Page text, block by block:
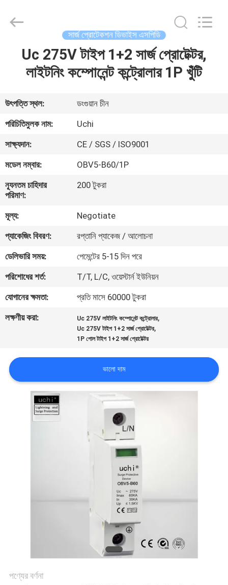
ভিআর
শো
আমাদের
সম্পর্কে
কারখানা
ভ্রমণ
মান
নিয়ন্ত্রণ
যোগাযোগ
খবর
উদ্ধৃতির
Electronics
Co.,Ltd.
সার্জ প্রোটেকশন ডিভাইস এসপিডি
Uc 275V টাইপ 1+2 সার্জ প্রোটেক্টর,
লাইটনিং কম্পোনেন্ট কন্ট্রোলার 1P খুঁটি
উৎপত্তি স্থল:
ডংগুয়ান চীন
পরিচিতিমুলক নাম:
Uchi
সাক্ষ্যদান:
CE / SGS / ISO9001
মডেল নম্বার:
OBV5-B60/1P
ন্যূনতম চাহিদার
পরিমাণ:
200 টুকরা
মূল্য:
Negotiate
প্যাকেজিং বিবরণ:
রপ্তানি প্যাকেজ / আলোচনা
ডেলিভারি সময়:
পেমেন্টের 5-15 দিন পরে
পরিশোধের শর্ত:
T/T, L/C, ওয়েস্টার্ন ইউনিয়ন
যোগানের ক্ষমতা:
প্রতি মাসে 60000 টুকরা
লক্ষণীয় করা:
Uc 275V লাইটনিং কম্পোনেন্ট কন্ট্রোলার,
Uc 275V টাইপ 1+2 সার্জ প্রোটেক্টর,
1P পোল টাইপ 1+2 সার্জ প্রোটেক্টর
ভালো দাম
পণ্যের বর্ণনা